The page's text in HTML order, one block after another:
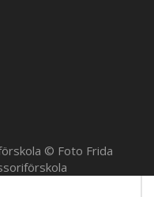
© Foto Frida